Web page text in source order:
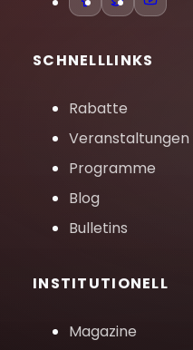
SCHNELLLINKS
Rabatte
Veranstaltungen
Programme
Blog
Bulletins
INSTITUTIONELL
Magazine